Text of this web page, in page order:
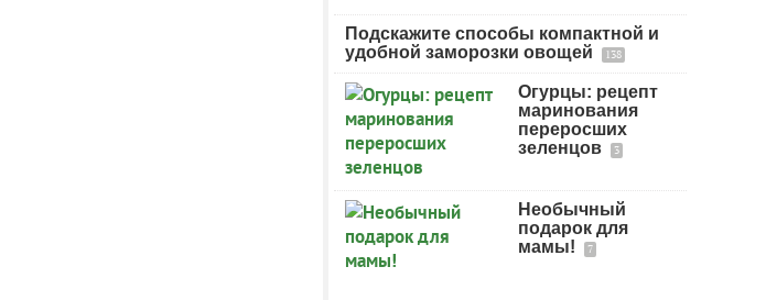
Подскажите способы компактной и
удобной заморозки овощей
138
Огурцы: рецепт
маринования
переросших
зеленцов
3
Необычный
подарок для
мамы!
7